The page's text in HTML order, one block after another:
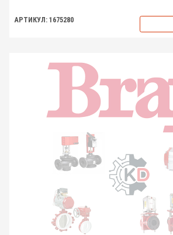
АРТИКУЛ: 1675280